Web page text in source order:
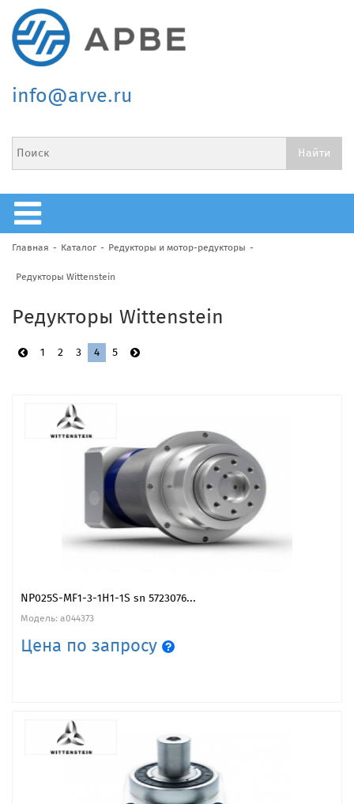
info@arve.ru
Главная Каталог Редукторы и мотор-редукторы
Редукторы Wittenstein
Редукторы Wittenstein
1 2 3 4 5
NP025S-MF1-3-1H1-1S sn 5723076...
Модель: a044373
Цена по запросу